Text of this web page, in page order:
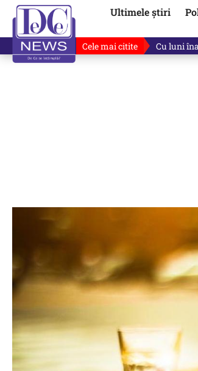
Ultimele știri
Cele mai citite De ce a